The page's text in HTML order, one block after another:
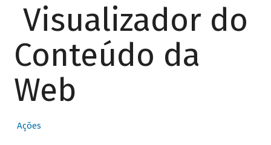
Visualizador do
Conteúdo da
Web
Ações